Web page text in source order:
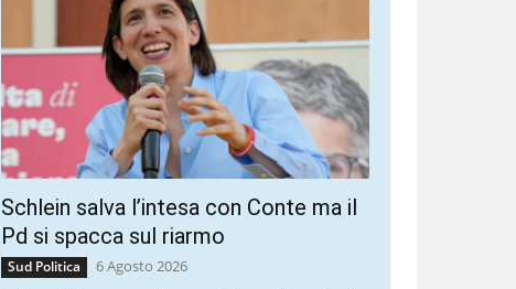
Schlein salva l’intesa con Conte ma il
Pd si spacca sul riarmo
Sud Politica 6 Agosto 2026